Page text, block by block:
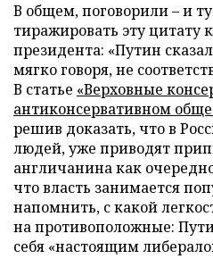
В общем, поговорили – и
тиражировать эту цитату
президента: «Путин
мягко говоря, не
В статье «Верховные
антиконсервативном
решив доказать, что в
людей, уже приводят
англичанина как
что власть занимается
напомнить, с какой
на противоположные:
себя «настоящим